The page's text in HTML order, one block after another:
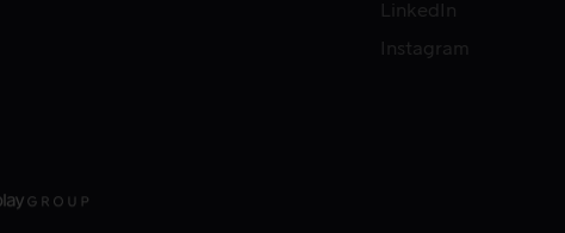
LinkedIn
Instagram